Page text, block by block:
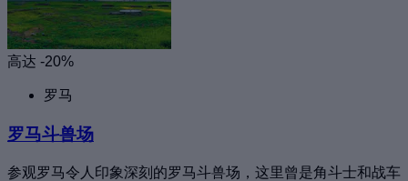
高达 -20%
罗马
罗马斗兽场
参观罗马令人印象深刻的罗马斗兽场，这里曾是角斗士和战车